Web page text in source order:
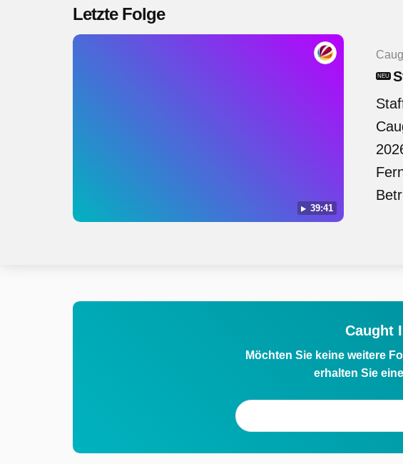
Letzte Folge
39:41
NEU
Caught
Möchten Sie keine weitere
erhalten Sie